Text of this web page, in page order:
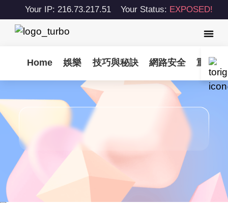
Your IP: 216.73.217.51 Your Status: EXPOSED!
Home 娛樂 技巧與秘訣 網路安全 重要更